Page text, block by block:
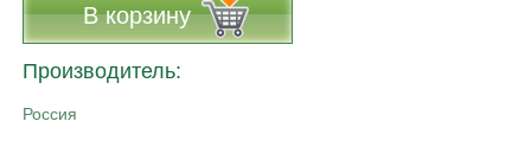
В корзину
Производитель:
Россия